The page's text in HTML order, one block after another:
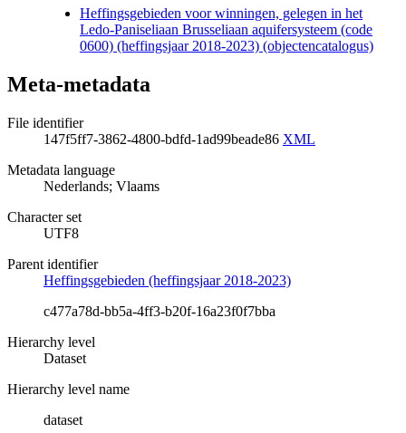
Heffingsgebieden voor winningen, gelegen in het
Ledo-Paniseliaan Brusseliaan aquifersysteem (code
0600) (heffingsjaar 2018-2023) (objectencatalogus)
Meta-metadata
File identifier
147f5ff7-3862-4800-bdfd-1ad99beade86 XML
Metadata language
Nederlands; Vlaams
Character set
UTF8
Parent identifier
Heffingsgebieden (heffingsjaar 2018-2023)
c477a78d-bb5a-4ff3-b20f-16a23f0f7bba
Hierarchy level
Dataset
Hierarchy level name
dataset